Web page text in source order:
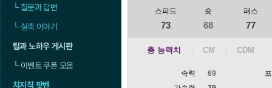
└질문과 답변
└실축 이야기
팁과 노하우 게시판
└이벤트 쿠폰 모음
치지직 팟벤
스피드
73
슛
68
패스
77
총 능력치
속력
69